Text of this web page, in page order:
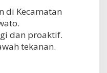
di Kecamatan
dan proaktif.
tekanan.